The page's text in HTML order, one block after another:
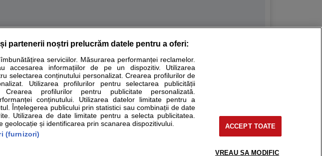
au scop informativ si educational. Ele nu pot substitui consultul medical direct si
primita pe sfatulmedicului.ro sa consultati fie medicul Dvs., fie unul dintre medicii pe care
Parteneri
Inscriere clinica
Pentru pacient
support@sfatulmedicului.ro
partenerii noștri prelucrăm datele pentru a oferi:
serviciilor. Măsurarea performanței reclamelor.
accesarea informațiilor de pe un dispozitiv. Utilizarea
selectarea conținutului personalizat. Crearea profilurilor de
Utilizarea profilurilor pentru selectarea publicității
Crearea profilurilor pentru publicitate personalizată.
conținutului. Utilizarea datelor limitate pentru a
Înțelegerea publicului prin statistici sau combinații de date
Utilizarea de date limitate pentru a selecta publicitatea.
geolocație și identificarea prin scanarea dispozitivului.
(furnizori)
ACCEPT TOATE
VREAU SA MODIFIC